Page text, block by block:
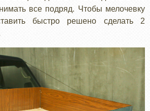
все подряд. Чтобы мелочевку
быстро решено сделать 2